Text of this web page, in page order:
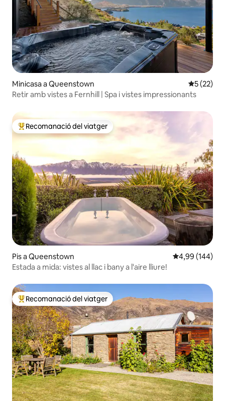
Minicasa a Queenstown 5 de
5 (22)
Retir amb vistes a Fernhill | Spa i vistes impressionants
Principals recomanacions dels viatgers
Recomanació del viatger
Pis a Queenstown 4,99 de
4,99 (144)
Estada a mida: vistes al llac i bany a l'aire lliure!
Principals recomanacions dels viatgers
Recomanació del viatger